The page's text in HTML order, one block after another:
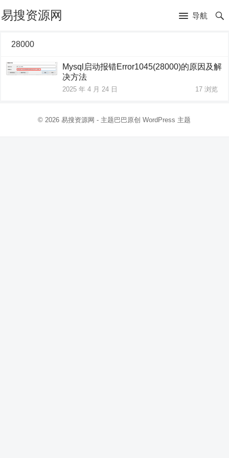
易搜资源网 导航
28000
Mysql启动报错Error1045(28000)的原因及解
决方法
2025 年 4 月 24 日 17浏览
© 2026易搜资源网 - 主题巴巴原创WordPress 主题